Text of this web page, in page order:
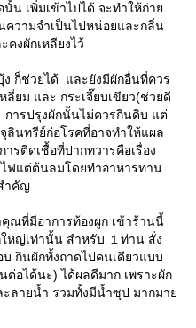
น เพิ่มเข้าไปได้ จะทำให้ถ่า
ความจำเป็นไปหน่อยและกลิ่น
คงผักเหลียงไว้
ง ก็ช่วยได้ และยังมีผักอื่นที่ควร
ยม และ กระเจี๊ยบเขียว(ช่วยดี
ารปรุงผักนั้นไม่ควรกินดิบ แต่
ลินทรีย์ก่อโรคที่อาจทำให้แผล
รติดเชื้อที่ปากทวารคือเรื่อง
ฟแต่ต้นลมโดยทำอาหารทาน
ำคัญ
ณที่มีอาการท้องผูก เข้าร้านนี้
หญ่เท่านั้น สำหรับ １ท่าน สั่ง
กินผักทั้งถาดไปคนเดียวแบบ
ต่อได้นะ) ได้ผลดีมาก เพราะผัก
ะลายน้ำ รวมทั้งมีน้ำซุป มากมา